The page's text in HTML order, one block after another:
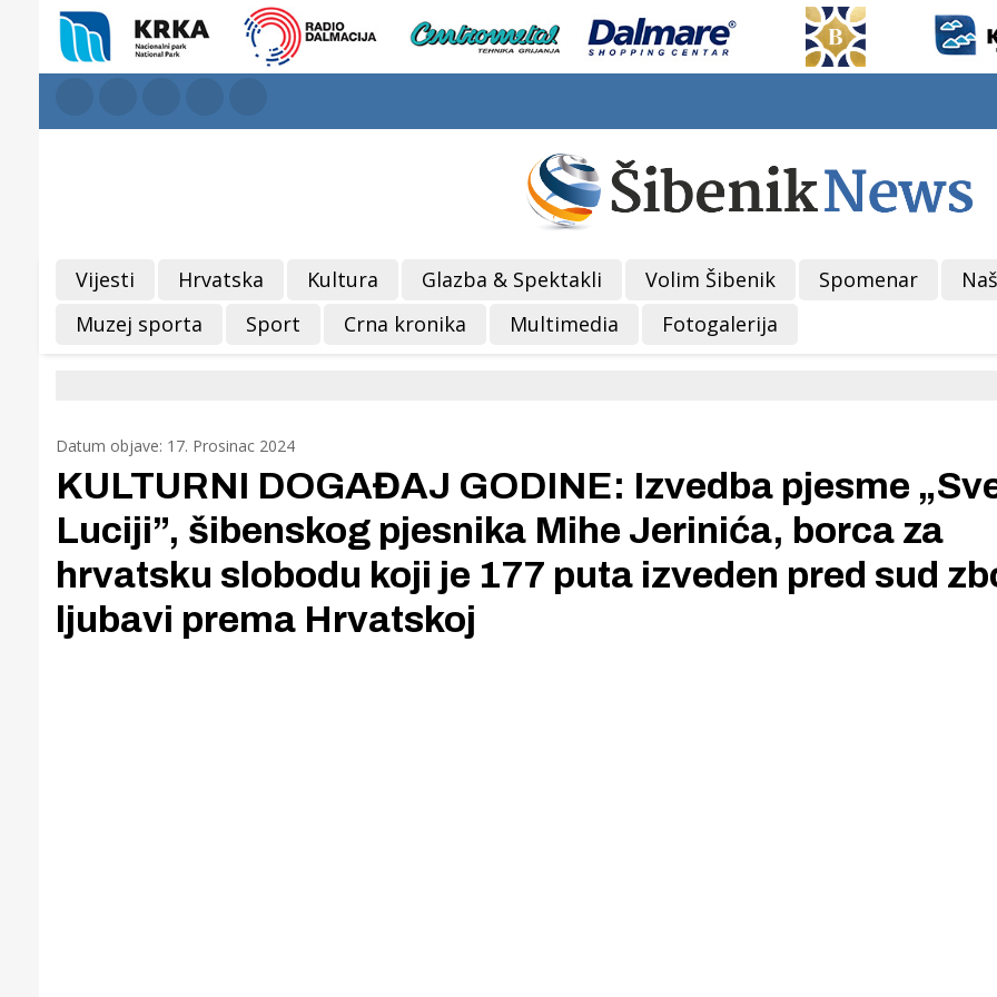
Vijesti Hrvatska Kultura Glazba & Spektakli Volim Šibenik Spomenar
Muzej sporta
Sport Crna kronika Multimedia Fotogalerija
Datum objave: 17. Prosinac 2024
KULTURNI DOGAĐAJ GODINE: Izvedba pjesme
Luciji”, šibenskog pjesnika Mihe Jerinića, borca za
hrvatsku slobodu koji je 177 puta izveden pred sud
ljubavi prema Hrvatskoj